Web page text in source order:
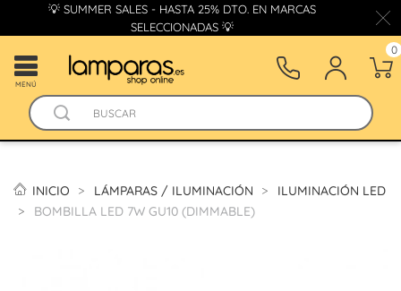
💡 SUMMER SALES - HASTA 25% DTO. EN MARCAS
SELECCIONADAS 💡
MENÚ
0
INICIO LÁMPARAS / ILUMINACIÓN
ILUMINACIÓN LED
BOMBILLA LED 7W GU10 (DIMMABLE)